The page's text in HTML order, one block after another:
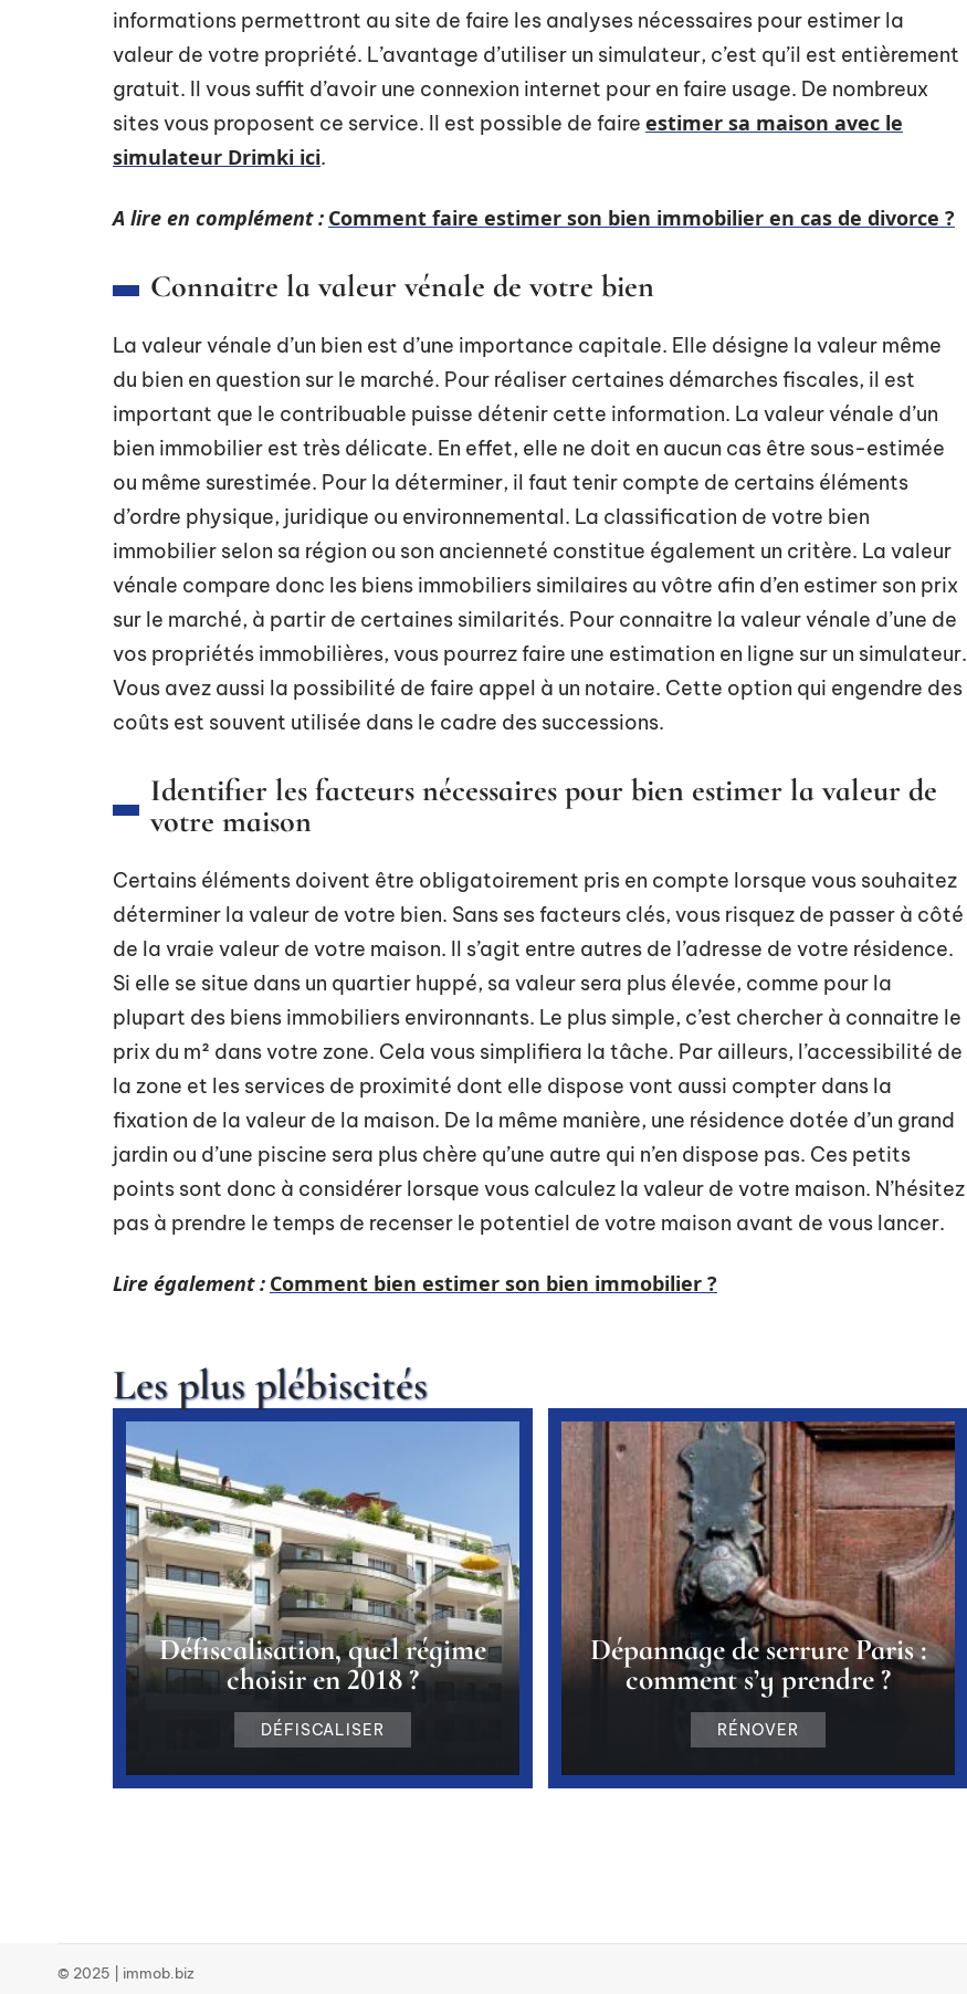
informations permettront au site de faire les analyses nécessaires pour estimer la
valeur de votre propriété. L’avantage d’utiliser un simulateur, c’est qu’il est entièrement
gratuit. Il vous suffit d’avoir une connexion internet pour en faire usage. De nombreux
sites vous proposent ce service. Il est possible de faire estimer sa maison avec le
simulateur Drimki ici.
A lire en complément : Comment faire estimer son bien immobilier en cas de divorce ?
Connaitre la valeur vénale de votre bien
La valeur vénale d’un bien est d’une importance capitale. Elle désigne la valeur même
du bien en question sur le marché. Pour réaliser certaines démarches fiscales, il est
important que le contribuable puisse détenir cette information. La valeur vénale d’un
bien immobilier est très délicate. En effet, elle ne doit en aucun cas être sous-estimée
ou même surestimée. Pour la déterminer, il faut tenir compte de certains éléments
d’ordre physique, juridique ou environnemental. La classification de votre bien
immobilier selon sa région ou son ancienneté constitue également un critère. La valeur
vénale compare donc les biens immobiliers similaires au vôtre afin d’en estimer son prix
sur le marché, à partir de certaines similarités. Pour connaitre la valeur vénale d’une de
vos propriétés immobilières, vous pourrez faire une estimation en ligne sur un simulateur.
Vous avez aussi la possibilité de faire appel à un notaire. Cette option qui engendre des
coûts est souvent utilisée dans le cadre des successions.
Identifier les facteurs nécessaires pour bien estimer la valeur de
votre maison
Certains éléments doivent être obligatoirement pris en compte lorsque vous souhaitez
déterminer la valeur de votre bien. Sans ses facteurs clés, vous risquez de passer à côté
de la vraie valeur de votre maison. Il s’agit entre autres de l’adresse de votre résidence.
Si elle se situe dans un quartier huppé, sa valeur sera plus élevée, comme pour la
plupart des biens immobiliers environnants. Le plus simple, c’est chercher à connaitre le
prix du m² dans votre zone. Cela vous simplifiera la tâche. Par ailleurs, l’accessibilité de
la zone et les services de proximité dont elle dispose vont aussi compter dans la
fixation de la valeur de la maison. De la même manière, une résidence dotée d’un grand
jardin ou d’une piscine sera plus chère qu’une autre qui n’en dispose pas. Ces petits
points sont donc à considérer lorsque vous calculez la valeur de votre maison. N’hésitez
pas à prendre le temps de recenser le potentiel de votre maison avant de vous lancer.
Lire également : Comment bien estimer son bien immobilier ?
Les plus plébiscités
Défiscalisation, quel régime
choisir en 2018 ?
DÉFISCALISER
Dépannage de serrure Paris :
comment s’y prendre ?
RÉNOVER
© 2025 | immob.biz